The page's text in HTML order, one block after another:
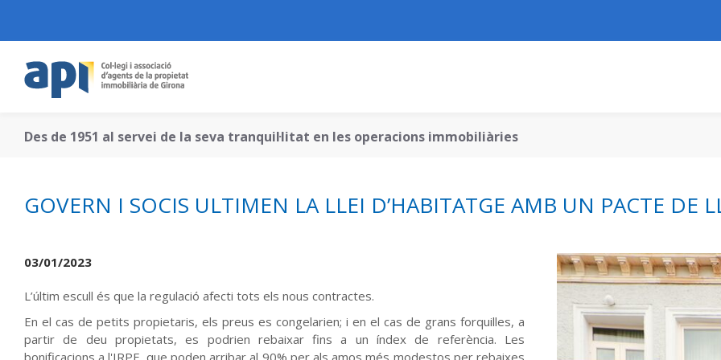
Des de 1951 al servei de la seva tranquil·litat en les operacions immobiliàries
GOVERN I SOCIS ULTIMEN LA LLEI D’HABITATGE AMB UN PACTE DE
03/01/2023
L’últim escull és que la regulació afecti tots els nous contractes.
En el cas de petits propietaris, els preus es congelarien; i en el cas de grans forquilles, a
partir de deu propietats, es podrien rebaixar fins a un índex de referència. Les
bonificacions a l'IRPF, que poden arribar al 90% per als amos més modestos per rebaixes